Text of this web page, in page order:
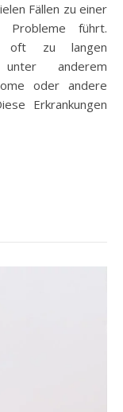
Fällen zu einer
Probleme führt.
oft zu langen
anderem
oder andere
Erkrankungen